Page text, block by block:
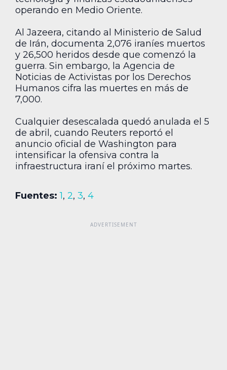
operando en Medio Oriente.
Al Jazeera, citando al Ministerio de Salud
de Irán, documenta 2,076 iraníes muertos
y 26,500 heridos desde que comenzó la
guerra. Sin embargo, la Agencia de
Noticias de Activistas por los Derechos
Humanos cifra las muertes en más de
7,000.
Cualquier desescalada quedó anulada el 5
de abril, cuando Reuters reportó el
anuncio oficial de Washington para
intensificar la ofensiva contra la
infraestructura iraní el próximo martes.
Fuentes: 1, 2, 3, 4